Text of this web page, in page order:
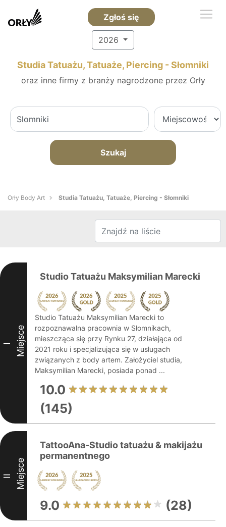
Zgłoś się
2026
Studia Tatuażu, Tatuaże, Piercing - Słomniki
oraz inne firmy z branży nagrodzone przez Orły
Szukaj
Orły Body Art Studia Tatuażu, Tatuaże, Piercing - Słomniki
I Miejsce
Studio Tatuażu Maksymilian Marecki
Studio Tatuażu Maksymilian Marecki to
rozpoznawalna pracownia w Słomnikach,
mieszcząca się przy Rynku 27, działająca od
2021 roku i specjalizująca się w usługach
związanych z body artem. Założyciel studia,
Maksymilian Marecki, posiada ponad ...
10.0
(145)
II Miejsce
TattooAna-Studio tatuażu & makijażu
permanentnego
9.0 (28)